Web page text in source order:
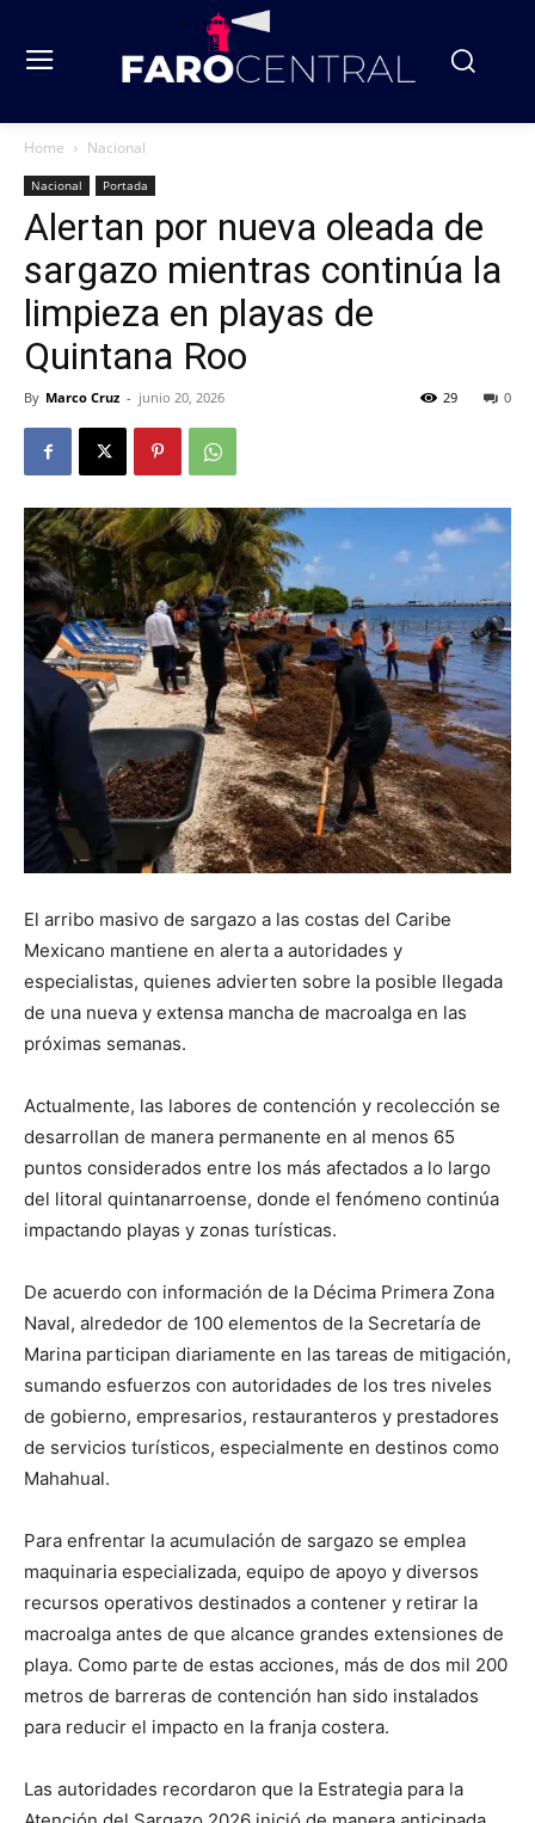
Home Nacional
Nacional Portada
Alertan por nueva oleada de
sargazo mientras continúa la
limpieza en playas de
Quintana Roo
By Marco Cruz - junio 20, 2026 0
29
El arribo masivo de sargazo a las costas del Caribe
Mexicano mantiene en alerta a autoridades y
especialistas, quienes advierten sobre la posible llegada
de una nueva y extensa mancha de macroalga en las
próximas semanas.
Actualmente, las labores de contención y recolección se
desarrollan de manera permanente en al menos 65
puntos considerados entre los más afectados a lo largo
del litoral quintanarroense, donde el fenómeno continúa
impactando playas y zonas turísticas.
De acuerdo con información de la Décima Primera Zona
Naval, alrededor de 100 elementos de la Secretaría de
Marina participan diariamente en las tareas de mitigación,
sumando esfuerzos con autoridades de los tres niveles
de gobierno, empresarios, restauranteros y prestadores
de servicios turísticos, especialmente en destinos como
Mahahual.
Para enfrentar la acumulación de sargazo se emplea
maquinaria especializada, equipo de apoyo y diversos
recursos operativos destinados a contener y retirar la
macroalga antes de que alcance grandes extensiones de
playa. Como parte de estas acciones, más de dos mil 200
metros de barreras de contención han sido instalados
para reducir el impacto en la franja costera.
Las autoridades recordaron que la Estrategia para la